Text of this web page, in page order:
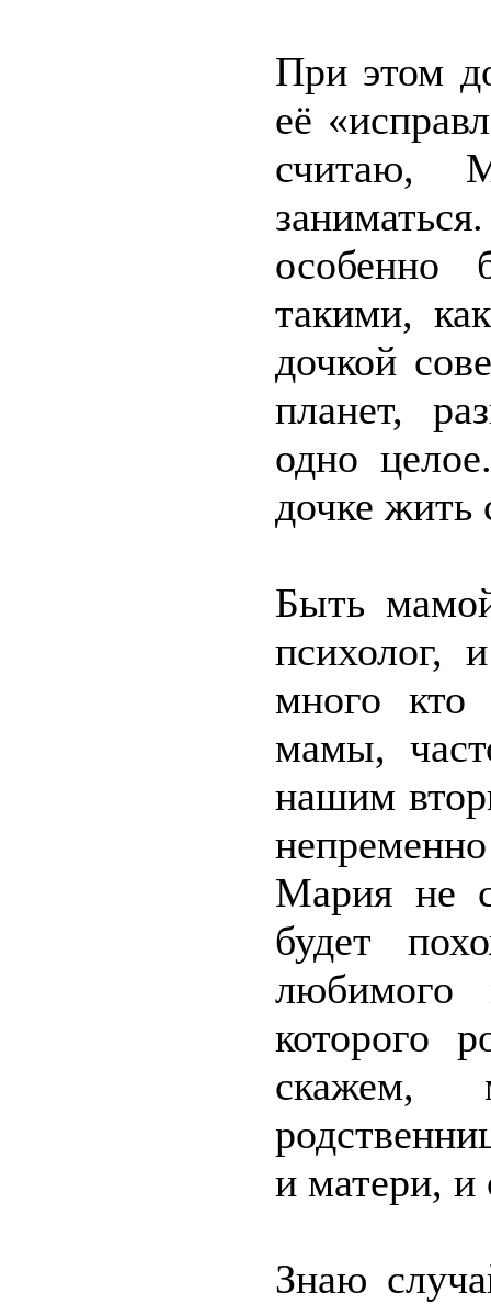
При этом
её
считаю,
особенно
такими,
дочкой
планет,
одно
дочке жить
Быть
психолог,
много
мамы,
нашим
Мария не
будет
любимого
которого
скажем,
и матери, и
Знаю